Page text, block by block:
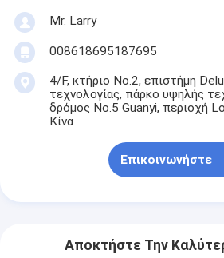
Mr. Larry
008618695187695
4/F, κτήριο No.2, επιστήμη
τεχνολογίας, πάρκο υψηλής
δρόμος No.5 Guanyi, περιοχή
Κίνα
Επικοινωνήστε
Αποκτήστε Την